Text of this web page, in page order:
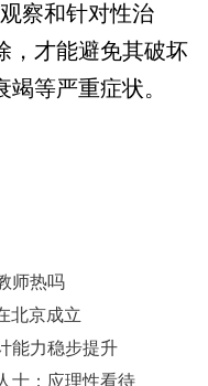
察和针对性治
，才能避免其破坏
等严重症状。
师热吗
北京成立
能力稳步提升
士：应理性看待